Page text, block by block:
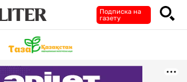
Подписка на
газету